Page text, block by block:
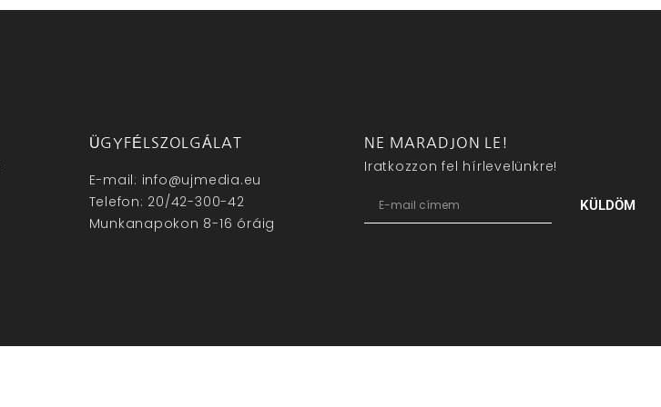
ÜGYFÉLSZOLGÁLAT
E-mail: info@ujmedia.eu
Telefon: 20/42-300-42
Munkanapokon 8-16 óráig
NE MARADJON LE!
Iratkozzon fel hírlevelünkre!
KÜLDÖM